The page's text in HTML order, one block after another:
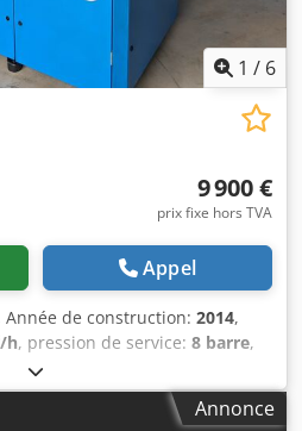
1 / 6
9 900 €
prix fixe hors TVA
Appel
Année de construction: 2014,
h, pression de service: 8 barre,
150 Moteur 110 KW Crjdpfst Au
m3/min Pression 8 bar Année de
18000 Mtg COMPRESSEUR
Annonce